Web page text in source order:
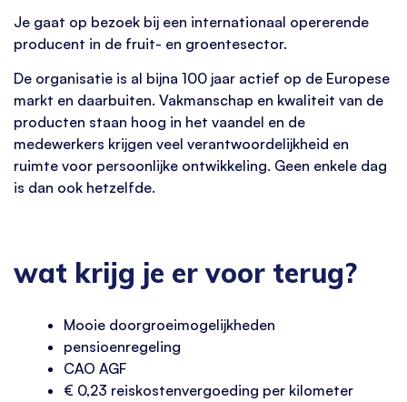
Je gaat op bezoek bij een internationaal opererende
producent in de fruit- en groentesector.
De organisatie is al bijna 100 jaar actief op de Europese
markt en daarbuiten. Vakmanschap en kwaliteit van de
producten staan hoog in het vaandel en de
medewerkers krijgen veel verantwoordelijkheid en
ruimte voor persoonlijke ontwikkeling. Geen enkele dag
is dan ook hetzelfde.
wat krijg je er voor terug?
Mooie doorgroeimogelijkheden
pensioenregeling
CAO AGF
€ 0,23 reiskostenvergoeding per kilometer